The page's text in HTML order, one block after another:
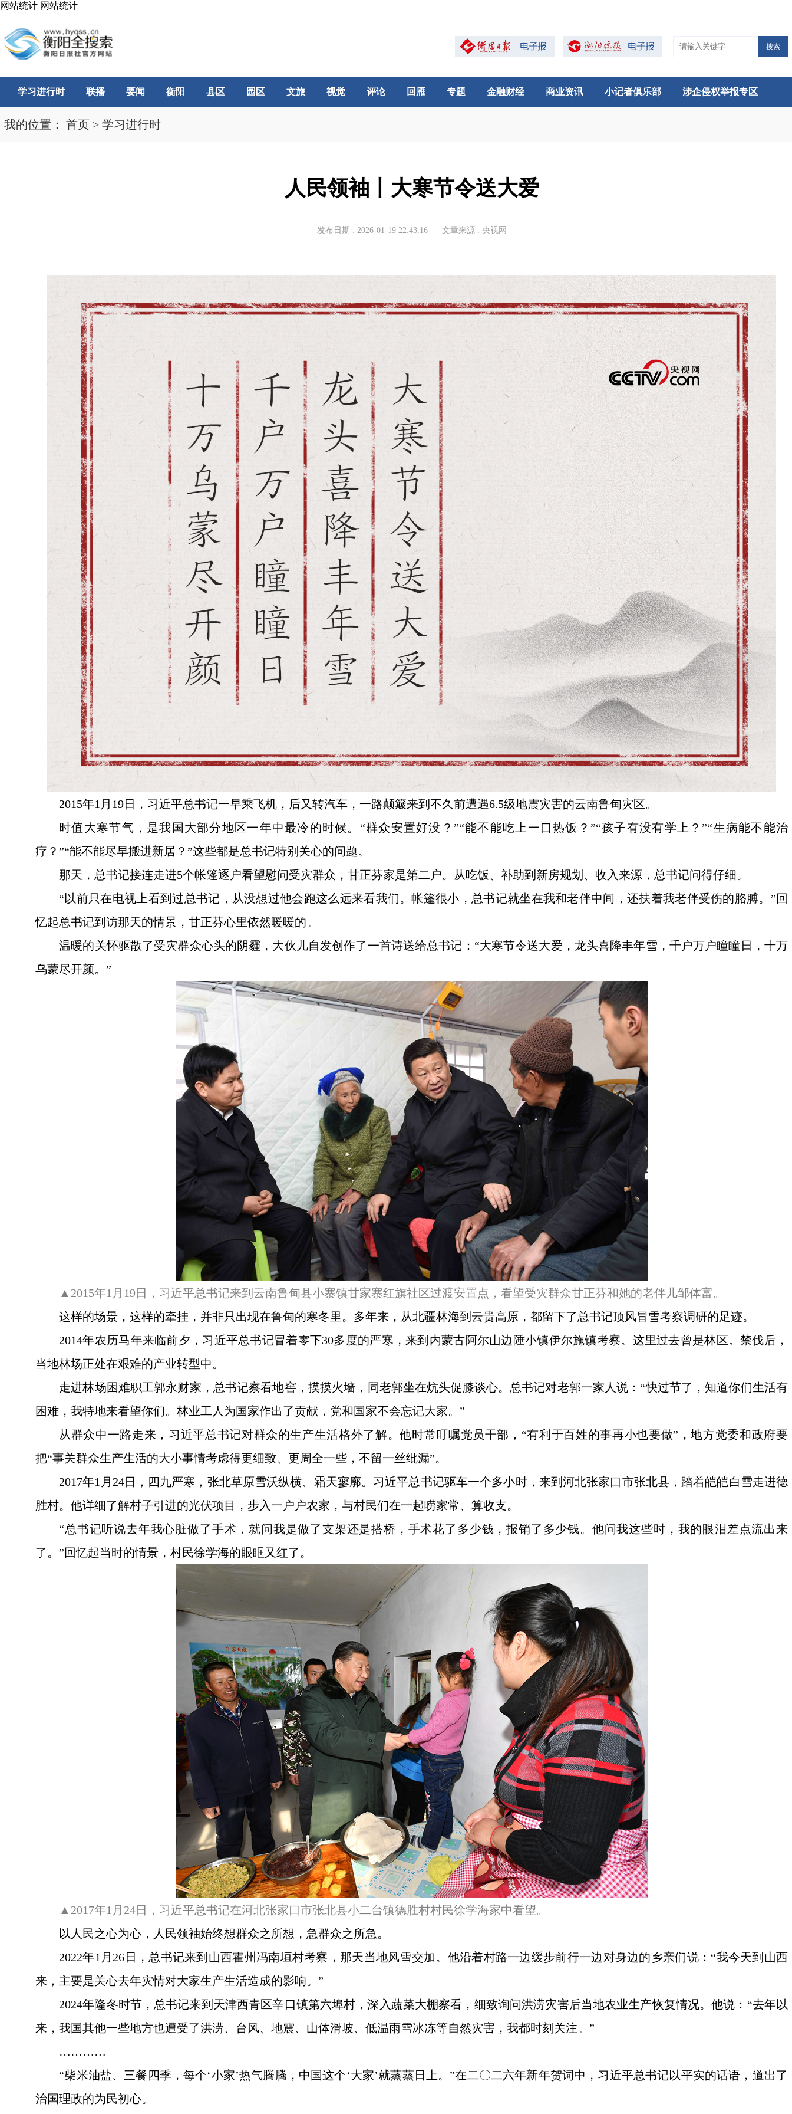
网站统计 网站统计
搜索
学习进行时 联播 要闻 衡阳 县区 园区 文旅 视觉 评论 回雁 专题 金融财经 商业资讯 小记者俱乐部 涉企侵权举报专区
我的位置： 首页 > 学习进行时
人民领袖丨大寒节令送大爱
发布日期 : 2026-01-19 22:43:16 文章来源 : 央视网
2015年1月19日，习近平总书记一早乘飞机，后又转汽车，一路颠簸来到不久前遭遇6.5级地震灾害的云南鲁甸灾区。
时值大寒节气，是我国大部分地区一年中最冷的时候。“群众安置好没？”“能不能吃上一口热饭？”“孩子有没有学上？”“生病能不能治
疗？”“能不能尽早搬进新居？”这些都是总书记特别关心的问题。
那天，总书记接连走进5个帐篷逐户看望慰问受灾群众，甘正芬家是第二户。从吃饭、补助到新房规划、收入来源，总书记问得仔细。
“以前只在电视上看到过总书记，从没想过他会跑这么远来看我们。帐篷很小，总书记就坐在我和老伴中间，还扶着我老伴受伤的胳膊。”回
忆起总书记到访那天的情景，甘正芬心里依然暖暖的。
温暖的关怀驱散了受灾群众心头的阴霾，大伙儿自发创作了一首诗送给总书记：“大寒节令送大爱，龙头喜降丰年雪，千户万户瞳瞳日，十万
乌蒙尽开颜。”
▲2015年1月19日，习近平总书记来到云南鲁甸县小寨镇甘家寨红旗社区过渡安置点，看望受灾群众甘正芬和她的老伴儿邹体富。
这样的场景，这样的牵挂，并非只出现在鲁甸的寒冬里。多年来，从北疆林海到云贵高原，都留下了总书记顶风冒雪考察调研的足迹。
2014年农历马年来临前夕，习近平总书记冒着零下30多度的严寒，来到内蒙古阿尔山边陲小镇伊尔施镇考察。这里过去曾是林区。禁伐后，
当地林场正处在艰难的产业转型中。
走进林场困难职工郭永财家，总书记察看地窖，摸摸火墙，同老郭坐在炕头促膝谈心。总书记对老郭一家人说：“快过节了，知道你们生活有
困难，我特地来看望你们。林业工人为国家作出了贡献，党和国家不会忘记大家。”
从群众中一路走来，习近平总书记对群众的生产生活格外了解。他时常叮嘱党员干部，“有利于百姓的事再小也要做”，地方党委和政府要
把“事关群众生产生活的大小事情考虑得更细致、更周全一些，不留一丝纰漏”。
2017年1月24日，四九严寒，张北草原雪沃纵横、霜天寥廓。习近平总书记驱车一个多小时，来到河北张家口市张北县，踏着皑皑白雪走进德
胜村。他详细了解村子引进的光伏项目，步入一户户农家，与村民们在一起唠家常、算收支。
“总书记听说去年我心脏做了手术，就问我是做了支架还是搭桥，手术花了多少钱，报销了多少钱。他问我这些时，我的眼泪差点流出来
了。”回忆起当时的情景，村民徐学海的眼眶又红了。
▲2017年1月24日，习近平总书记在河北张家口市张北县小二台镇德胜村村民徐学海家中看望。
以人民之心为心，人民领袖始终想群众之所想，急群众之所急。
2022年1月26日，总书记来到山西霍州冯南垣村考察，那天当地风雪交加。他沿着村路一边缓步前行一边对身边的乡亲们说：“我今天到山西
来，主要是关心去年灾情对大家生产生活造成的影响。”
2024年隆冬时节，总书记来到天津西青区辛口镇第六埠村，深入蔬菜大棚察看，细致询问洪涝灾害后当地农业生产恢复情况。他说：“去年以
来，我国其他一些地方也遭受了洪涝、台风、地震、山体滑坡、低温雨雪冰冻等自然灾害，我都时刻关注。”
…………
“柴米油盐、三餐四季，每个‘小家’热气腾腾，中国这个‘大家’就蒸蒸日上。”在二〇二六年新年贺词中，习近平总书记以平实的话语，道出了
治国理政的为民初心。